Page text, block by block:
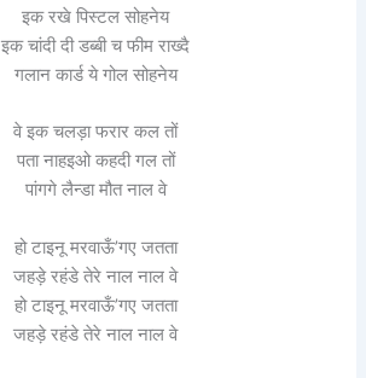
इक रखे पिस्टल सोहनेय
इक चांदी दी डब्बी च फीम राख्दै
गलान कार्ड ये गोल सोहनेय
वे इक चलड़ा फरार कल तों
पता नाहइओ कहदी गल तों
पांगगे लैन्डा मौत नाल वे
हो टाइनू मरवाऊँ’गए जतता
जहड़े रहंडे तेरे नाल नाल वे
हो टाइनू मरवाऊँ’गए जतता
जहड़े रहंडे तेरे नाल नाल वे